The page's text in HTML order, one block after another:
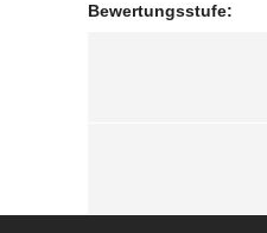
Bewertungsstufe: